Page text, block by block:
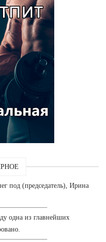
под (председатель), Ирина
одна из главнейших